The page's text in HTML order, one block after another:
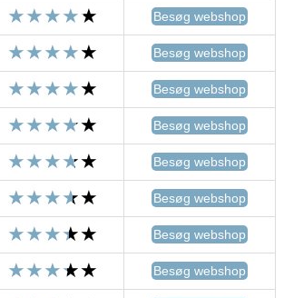
Besøg webshop
Besøg webshop
Besøg webshop
Besøg webshop
Besøg webshop
Besøg webshop
Besøg webshop
Besøg webshop